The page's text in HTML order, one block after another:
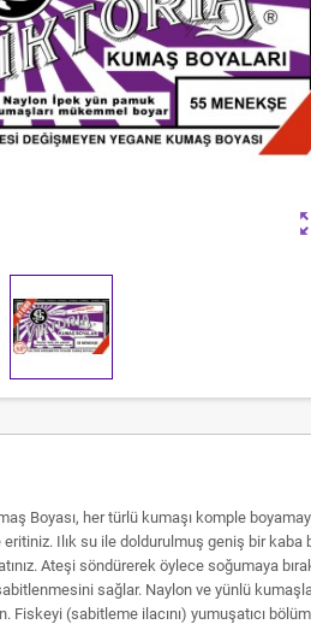
Boyası, her türlü kumaşı komple
Ilık su ile doldurulmuş geniş bir kaba
Ateşi söndürerek öylece soğumaya
sabitlenmesini sağlar. Naylon ve yünlü
Fiskeyi (sabitleme ilacını) yumuşatıcı